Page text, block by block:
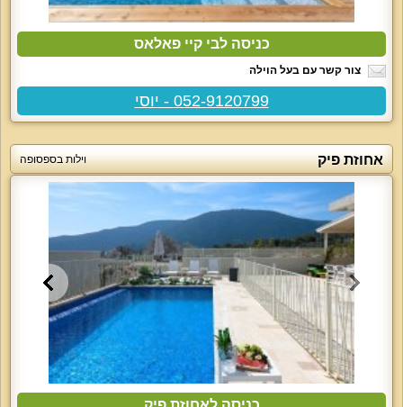
כניסה לבי קיי פאלאס
צור קשר עם בעל הוילה
052-9120799 - יוסי
אחוזת פיק וילות בספסופה